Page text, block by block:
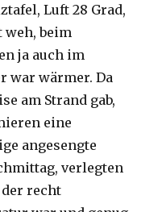
Luft 28 Grad,
weh, beim
ja auch im
war wärmer. Da
am Strand gab,
eine
angesengte
verlegten
der recht